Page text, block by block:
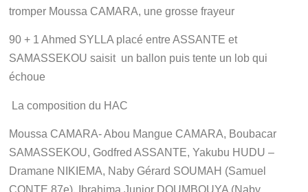
tromper Moussa CAMARA, une grosse frayeur
90 + 1 Ahmed SYLLA placé entre ASSANTE et
SAMASSEKOU saisit un ballon puis tente un lob qui
échoue
La composition du HAC
Moussa CAMARA- Abou Mangue CAMARA, Boubacar
SAMASSEKOU, Godfred ASSANTE, Yakubu HUDU –
Dramane NIKIEMA, Naby Gérard SOUMAH (Samuel